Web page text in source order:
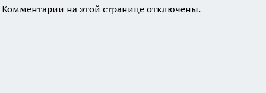
Комментарии на этой странице отключены.